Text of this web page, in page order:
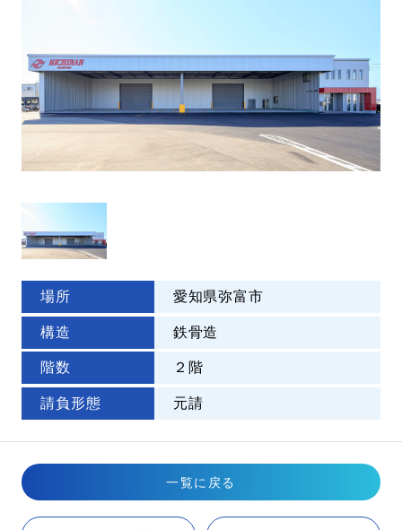
場所 愛知県弥富市
構造 鉄骨造
階数 ２階
請負形態 元請
一覧に戻る